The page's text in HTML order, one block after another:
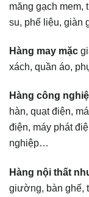
măng gạch mem,
su, phế liệu, giàn
Hàng may mặc
xách, quần áo,
Hàng công
hàn, quạt điện,
điện, máy phát
nghiệp…
Hàng nội thất
giường, bàn ghế,